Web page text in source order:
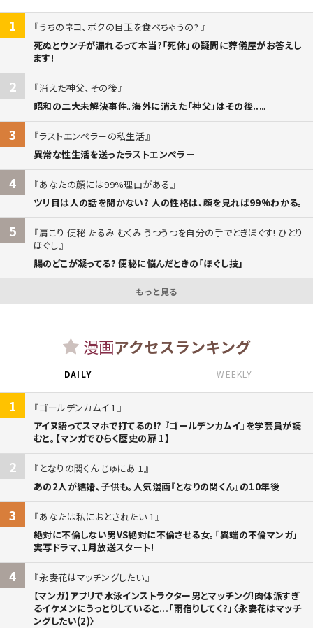
1
うちのネコ、ボクの目玉を食べちゃうの?
死ぬとウンチが漏れるって本当?「死体」の疑問に葬儀屋がお答えし
ます!
2
消えた神父、その後
昭和の二大未解決事件。海外に消えた「神父」はその後...。
3
ラストエンペラーの私生活
異常な性生活を送ったラストエンペラー
4
あなたの顔には99%理由がある
ツリ目は人の話を聞かない? 人の性格は、顔を見れば99%わかる。
5
肩こり 便秘 たるみ むくみ うつうつを自分の手でときほぐす! ひとり
ほぐし
腸のどこが凝ってる? 便秘に悩んだときの「ほぐし技」
もっと見る
漫画アクセスランキング
DAILY WEEKLY
1
ゴールデンカムイ 1
アイヌ語ってスマホで打てるの!? 『ゴールデンカムイ』を学芸員が読
むと。【マンガでひらく歴史の扉 1】
2
となりの関くん じゅにあ 1
あの2人が結婚、子供も。人気漫画『となりの関くん』の10年後
3
あなたは私におとされたい 1
絶対に不倫しない男VS絶対に不倫させる女。「異端の不倫マンガ」
実写ドラマ、1月放送スタート!
4
永妻花はマッチングしたい
【マンガ】アプリで水泳インストラクター男とマッチング!肉体派すぎ
るイケメンにうっとりしていると...「雨宿りしてく?」〈永妻花はマッチ
ングしたい(2)〉